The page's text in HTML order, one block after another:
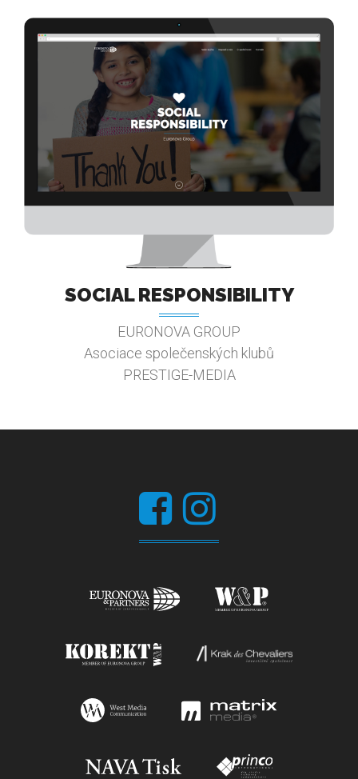
SOCIAL RESPONSIBILITY
EURONOVA GROUP
Asociace společenských klubů
PRESTIGE-MEDIA